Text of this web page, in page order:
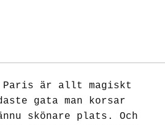
är allt magiskt
gata man korsar
skönare plats. Och